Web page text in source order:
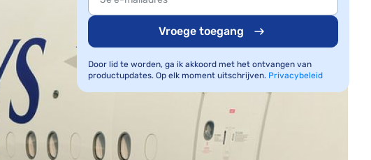
Vroege toegang
Door lid te worden, ga ik akkoord met het ontvangen van
productupdates. Op elk moment uitschrijven. Privacybeleid